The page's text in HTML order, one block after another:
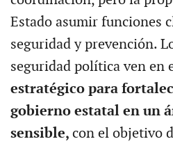
Estado asumir funciones
seguridad y prevención.
seguridad política ven en
estratégico para
gobierno estatal en un
sensible, con el objetivo